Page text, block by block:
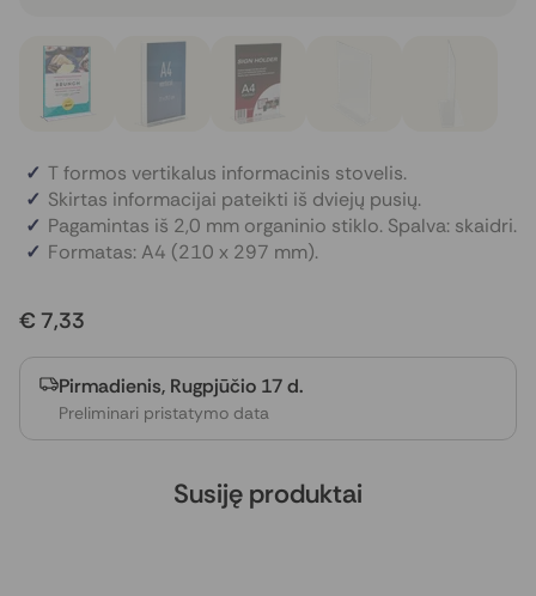
T formos vertikalus informacinis stovelis.
Skirtas informacijai pateikti iš dviejų pusių.
Pagamintas iš 2,0 mm organinio stiklo. Spalva: skaidri.
Formatas: A4 (210 x 297 mm).
€ 7,33
Pirmadienis, Rugpjūčio 17 d.
Preliminari pristatymo data
Susiję produktai